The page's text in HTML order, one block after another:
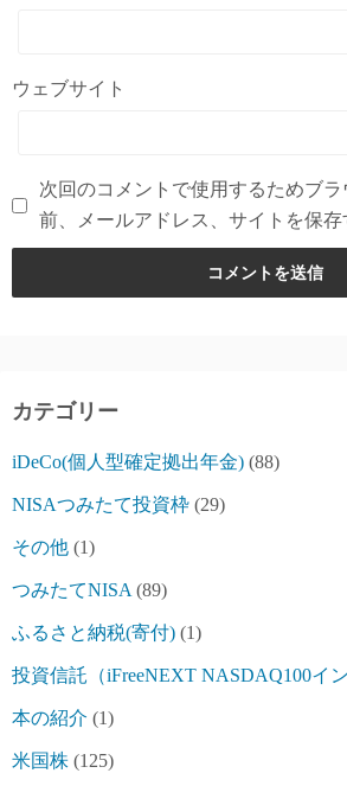
ウェブサイト
次回のコメントで使用するためブ
前、メールアドレス、サイトを保存
カテゴリー
iDeCo(個人型確定拠出年金) (88)
NISAつみたて投資枠 (29)
その他 (1)
つみたてNISA (89)
ふるさと納税(寄付) (1)
投資信託（iFreeNEXT NASDAQ100イ
本の紹介 (1)
米国株 (125)